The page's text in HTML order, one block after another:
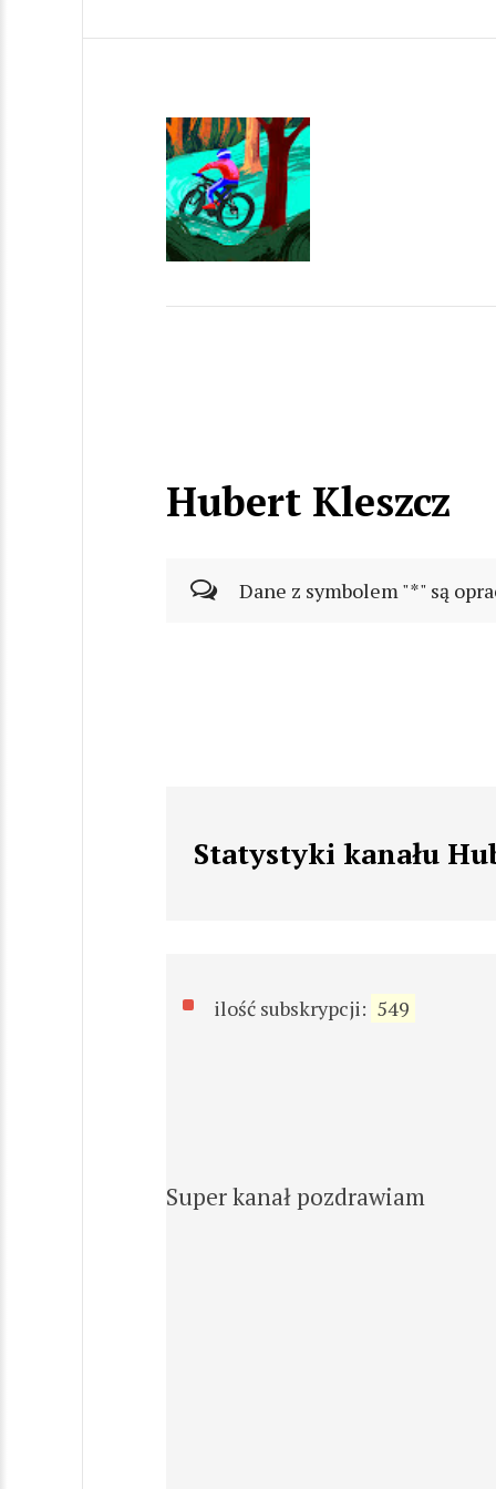
Hubert Kleszcz
Dane z symbolem "*" są
Statystyki kanału
ilość subskrypcji: 549
Super kanał pozdrawiam